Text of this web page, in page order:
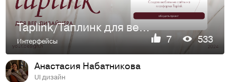
Taplink/Таплинк для веб-дизайнера
Интерфейсы 7 533
Анастасия Набатникова
UI дизайн